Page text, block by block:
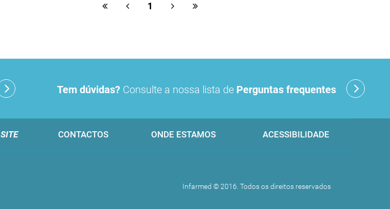
1
Tem dúvidas? Consulte a nossa lista de Perguntas frequentes
SITE CONTACTOS ONDE ESTAMOS ACESSIBILIDADE
Infarmed © 2016. Todos os direitos reservados